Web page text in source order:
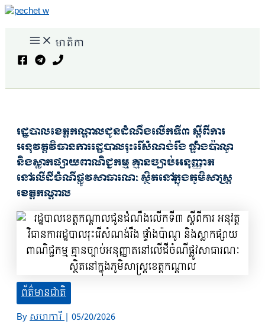
Skip
contentMain
Menu មាតិកា
រដ្ឋបាលខេត្តកណ្ដាលជូនដំណឹងលើកទី៣ ស្តីពីការ
អនុវត្តវិធានការរដ្ឋបាលរុះរើសំណង់រឹង ផ្ទាំងប៉ាណូ
និងស្លាកផ្សាយពាណិជ្ជកម្ម គ្មានច្បាប់អនុញ្ញាត
នៅលើដីចំណីផ្លូវសាធារណៈ ស្ថិតនៅក្នុងភូមិសាស្ត្រ
ខេត្តកណ្តាល
ព័ត៌មានជាតិ
Byសហការី| 05/20/2026